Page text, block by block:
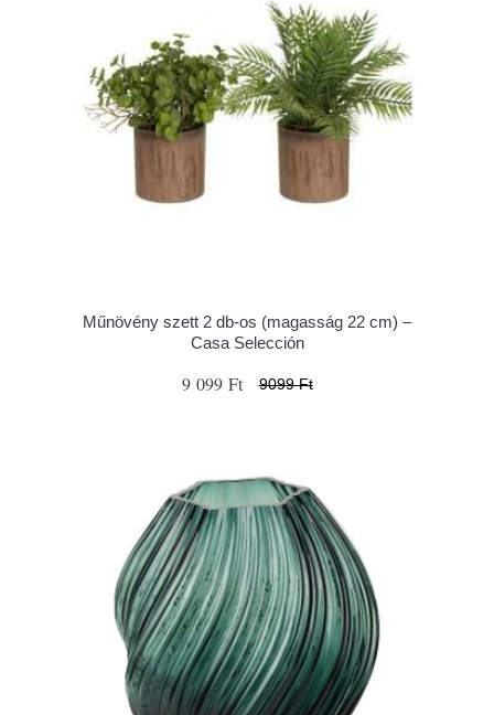
Műnövény szett 2 db-os (magasság 22 cm) –
Casa Selección
9 099 Ft 9099 Ft